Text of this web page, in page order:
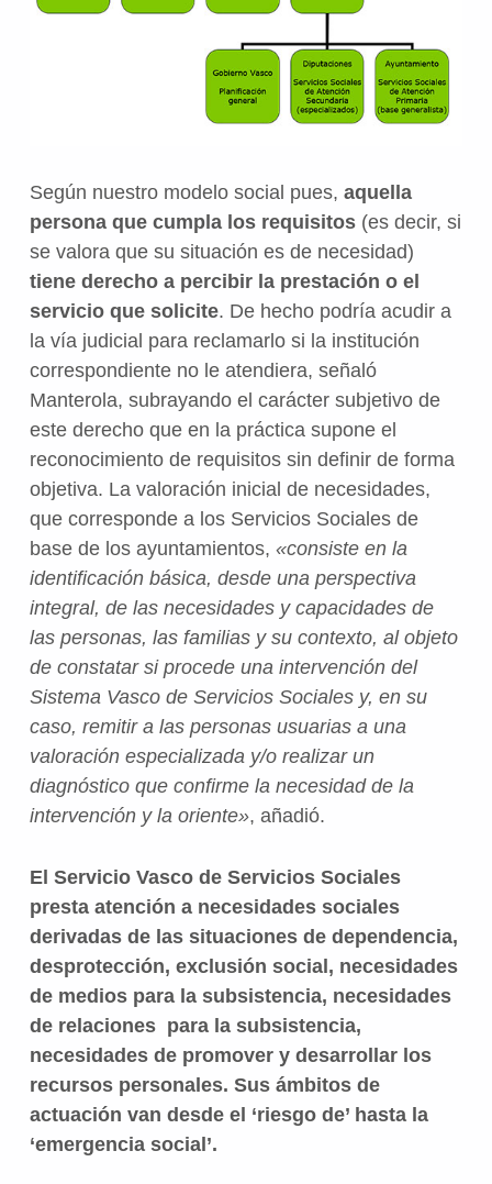
Según nuestro modelo social pues, aquella
persona que cumpla los requisitos(es decir, si
se valora que su situación es de necesidad)
tiene derecho a percibir la prestación o el
servicio que solicite. De hecho podría acudir a
la vía judicial para reclamarlo si la institución
correspondiente no le atendiera, señaló
Manterola, subrayando el carácter subjetivo de
este derecho que en la práctica supone el
reconocimiento de requisitos sin definir de forma
objetiva. La valoración inicial de necesidades,
que corresponde a los Servicios Sociales de
base de los ayuntamientos, «consiste en la
identificación básica, desde una perspectiva
integral, de las necesidades y capacidades de
las personas, las familias y su contexto, al objeto
de constatar si procede una intervención del
Sistema Vasco de Servicios Sociales y, en su
caso, remitir a las personas usuarias a una
valoración especializada y/o realizar un
diagnóstico que confirme la necesidad de la
intervención y la oriente», añadió.
El Servicio Vasco de Servicios Sociales
presta atención a necesidades sociales
derivadas de las situaciones de dependencia,
desprotección, exclusión social, necesidades
de medios para la subsistencia, necesidades
de relaciones para la subsistencia,
necesidades de promover y desarrollar los
recursos personales. Sus ámbitos de
actuación van desde el ‘riesgo de’ hasta la
‘emergencia social’.